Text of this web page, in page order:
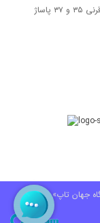
خراسان رضوی _ شهر مشهد _ چهارراه ابوطالب _بین قرنی ۳۵ و ۳۷ پاساژ
جهان تاپ» می باشد.